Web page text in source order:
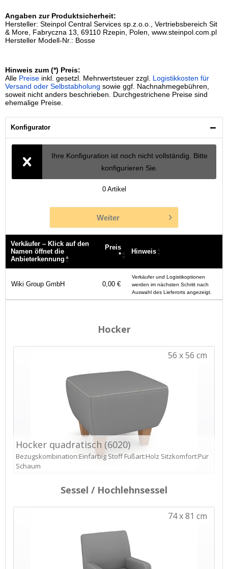
Angaben zur Produktsicherheit:
Hersteller: Steinpol Central Services sp.z.o.o., Vertriebsbereich Sit
& More, Fabryczna 13, 69110 Rzepin, Polen, www.steinpol.com.pl
Hersteller Modell-Nr.: Bosse
Hinweis zum (*) Preis:
Alle Preise inkl. gesetzl. Mehrwertsteuer zzgl. Logistikkosten für
Versand oder Selbstabholung sowie ggf. Nachnahmegebühren,
soweit nicht anders beschrieben. Durchgestrichene Preise sind
ehemalige Preise.
Konfigurator
Ihre Konfiguration ist noch nicht vollständig. Bitte
konfigurieren Sie.
0 Artikel
Weiter
Verkäufer – Klick auf den
Namen öffnet die
Anbieterkennung
Preis
*
Hinweis
Namen öffnet die
Anbieterkennung
*
Wiki Group GmbH
0,00 €
Verkäufer und Logistikoptionen
werden im nächsten Schritt nach
Auswahl des Lieferorts angezeigt.